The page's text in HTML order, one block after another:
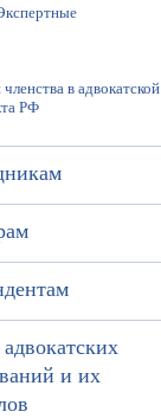
в адвокатской
РФ
и их